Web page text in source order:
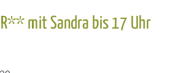
mit Sandra bis 17 Uhr